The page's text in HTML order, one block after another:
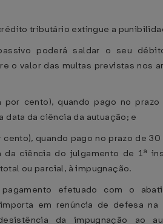
tributário extingue a
poderá saldar o seu
o valor das multas previstas nos
cento), quando pago no
data da ciência da autuação; e
quando pago no prazo de 30
da ciência do julgamento de 1ª
ou parcial, à impugnação.
efetuado com o
em renúncia de defesa na
da impugnação ao